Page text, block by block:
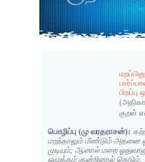
குறள்
பொழிப்பு (மு வரதராசன்):
மறந்தாலும் மீண்டும் அதனை
முடியும்; ஆனால் மறை
ஒழுக்கம் குன்றினால் கெடும்.